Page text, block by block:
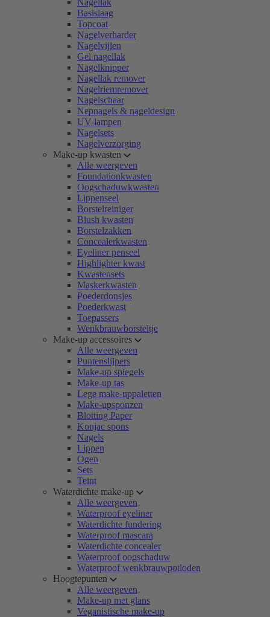
Nagellak
Basislaag
Topcoat
Nagelverharder
Nagelvijlen
Gel nagellak
Nagelknipper
Nagellak remover
Nagelriemremover
Nagelschaar
Nepnagels & nageldesign
UV-lampen
Nagelsets
Nagelverzorging
Make-up kwasten
Alle weergeven
Foundationkwasten
Oogschaduwkwasten
Lippenseel
Borstelreiniger
Blush kwasten
Borstelzakken
Concealerkwasten
Eyeliner penseel
Highlighter kwast
Kwastensets
Maskerkwasten
Poederdonsjes
Poederkwast
Toepassers
Wenkbrauwborsteltje
Make-up accessoires
Alle weergeven
Puntenslijpers
Make-up spiegels
Make-up tas
Lege make-uppaletten
Make-upsponzen
Blotting Paper
Konjac spons
Nagels
Lippen
Ogen
Sets
Teint
Waterdichte make-up
Alle weergeven
Waterproof eyeliner
Waterdichte fundering
Waterproof mascara
Waterdichte concealer
Waterproof oogschaduw
Waterproof wenkbrauwpotloden
Hoogtepunten
Alle weergeven
Make-up met glans
Veganistische make-up